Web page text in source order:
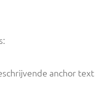
anchor text